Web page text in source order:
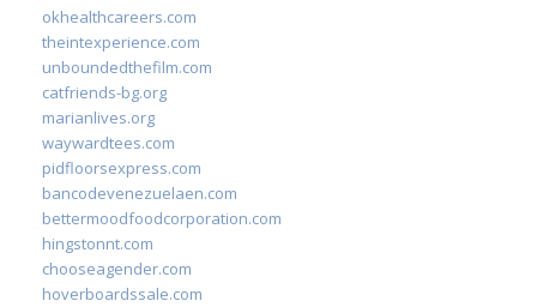
okhealthcareers.com
theintexperience.com
unboundedthefilm.com
catfriends-bg.org
marianlives.org
waywardtees.com
pidfloorsexpress.com
bancodevenezuelaen.com
bettermoodfoodcorporation.com
hingstonnt.com
chooseagender.com
hoverboardssale.com